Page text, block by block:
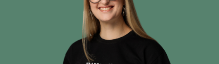
НАУЧНЫЙ ИНТЕНСИВ